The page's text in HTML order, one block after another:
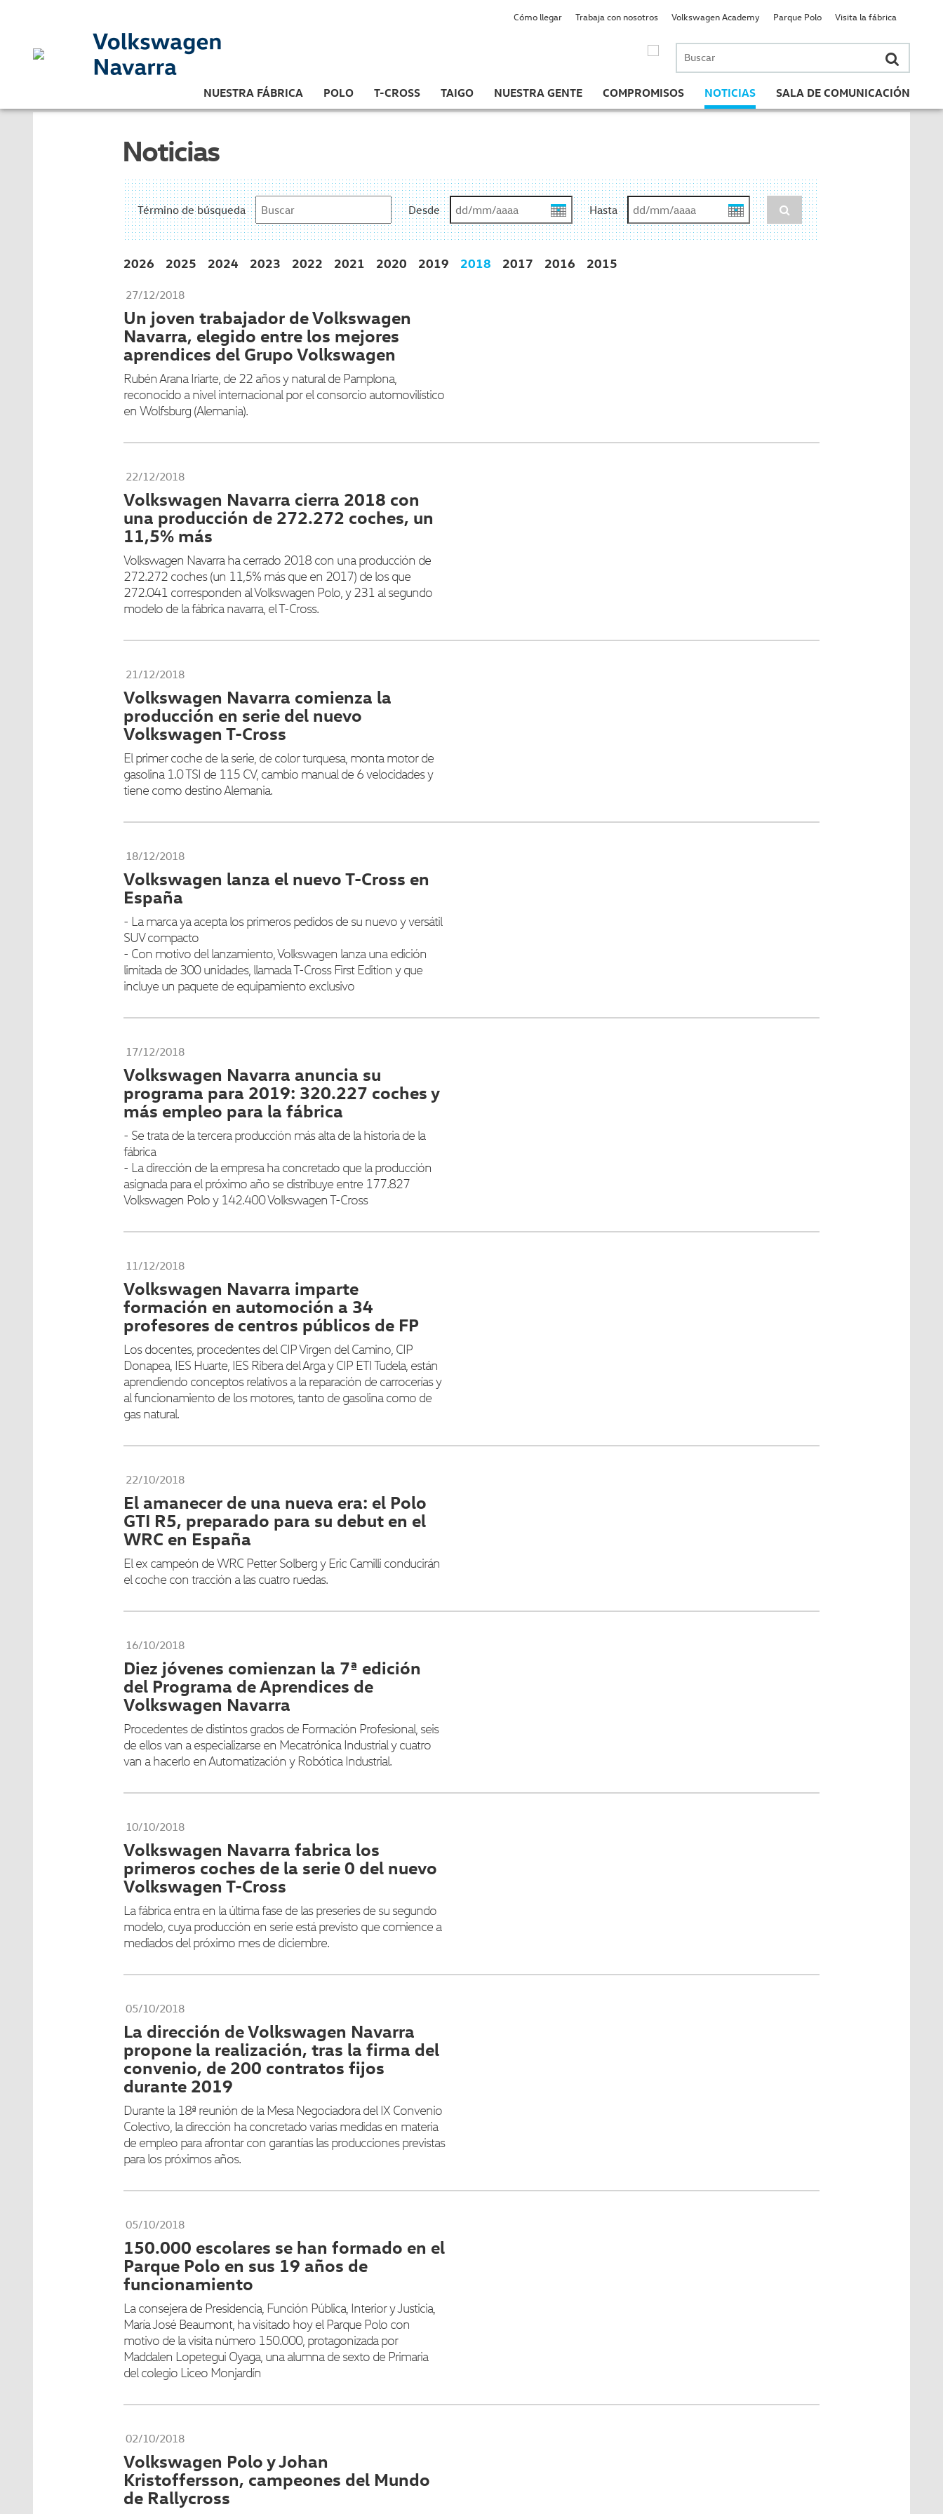
Buscar
por:
NUESTRA FÁBRICA POLO T-CROSS TAIGO NUESTRA GENTE COMPROMISOS NOTICIAS SALA DE COMUNICACIÓN
Cómo llegar Trabaja con nosotros Volkswagen Academy Parque Polo Visita la fábrica
Noticias
Término de búsqueda Desde Hasta
2026 2025 2024 2023 2022 2021 2020 2019 2018 2017 2016 2015
27/12/2018
Un joven trabajador de Volkswagen
Navarra, elegido entre los mejores
aprendices del Grupo Volkswagen
Rubén Arana Iriarte, de 22 años y natural de Pamplona,
reconocido a nivel internacional por el consorcio automovilístico
en Wolfsburg (Alemania).
22/12/2018
Volkswagen Navarra cierra 2018 con
una producción de 272.272 coches, un
11,5% más
Volkswagen Navarra ha cerrado 2018 con una producción de
272.272 coches (un 11,5% más que en 2017) de los que
272.041 corresponden al Volkswagen Polo, y 231 al segundo
modelo de la fábrica navarra, el T-Cross.
21/12/2018
Volkswagen Navarra comienza la
producción en serie del nuevo
Volkswagen T-Cross
El primer coche de la serie, de color turquesa, monta motor de
gasolina 1.0 TSI de 115 CV, cambio manual de 6 velocidades y
tiene como destino Alemania.
18/12/2018
Volkswagen lanza el nuevo T-Cross en
España
- La marca ya acepta los primeros pedidos de su nuevo y versátil
SUV compacto
- Con motivo del lanzamiento, Volkswagen lanza una edición
limitada de 300 unidades, llamada T-Cross First Edition y que
incluye un paquete de equipamiento exclusivo
17/12/2018
Volkswagen Navarra anuncia su
programa para 2019: 320.227 coches y
más empleo para la fábrica
- Se trata de la tercera producción más alta de la historia de la
fábrica
- La dirección de la empresa ha concretado que la producción
asignada para el próximo año se distribuye entre 177.827
Volkswagen Polo y 142.400 Volkswagen T-Cross
11/12/2018
Volkswagen Navarra imparte
formación en automoción a 34
profesores de centros públicos de FP
Los docentes, procedentes del CIP Virgen del Camino, CIP
Donapea, IES Huarte, IES Ribera del Arga y CIP ETI Tudela, están
aprendiendo conceptos relativos a la reparación de carrocerías y
al funcionamiento de los motores, tanto de gasolina como de
gas natural.
22/10/2018
El amanecer de una nueva era: el Polo
GTI R5, preparado para su debut en el
WRC en España
El ex campeón de WRC Petter Solberg y Eric Camilli conducirán
el coche con tracción a las cuatro ruedas.
16/10/2018
Diez jóvenes comienzan la 7ª edición
del Programa de Aprendices de
Volkswagen Navarra
Procedentes de distintos grados de Formación Profesional, seis
de ellos van a especializarse en Mecatrónica Industrial y cuatro
van a hacerlo en Automatización y Robótica Industrial.
10/10/2018
Volkswagen Navarra fabrica los
primeros coches de la serie 0 del nuevo
Volkswagen T-Cross
La fábrica entra en la última fase de las preseries de su segundo
modelo, cuya producción en serie está previsto que comience a
mediados del próximo mes de diciembre.
05/10/2018
La dirección de Volkswagen Navarra
propone la realización, tras la firma del
convenio, de 200 contratos fijos
durante 2019
Durante la 18ª reunión de la Mesa Negociadora del IX Convenio
Colectivo, la dirección ha concretado varias medidas en materia
de empleo para afrontar con garantías las producciones previstas
para los próximos años.
05/10/2018
150.000 escolares se han formado en el
Parque Polo en sus 19 años de
funcionamiento
La consejera de Presidencia, Función Pública, Interior y Justicia,
María José Beaumont, ha visitado hoy el Parque Polo con
motivo de la visita número 150.000, protagonizada por
Maddalen Lopetegui Oyaga, una alumna de sexto de Primaria
del colegio Liceo Monjardín
02/10/2018
Volkswagen Polo y Johan
Kristoffersson, campeones del Mundo
de Rallycross